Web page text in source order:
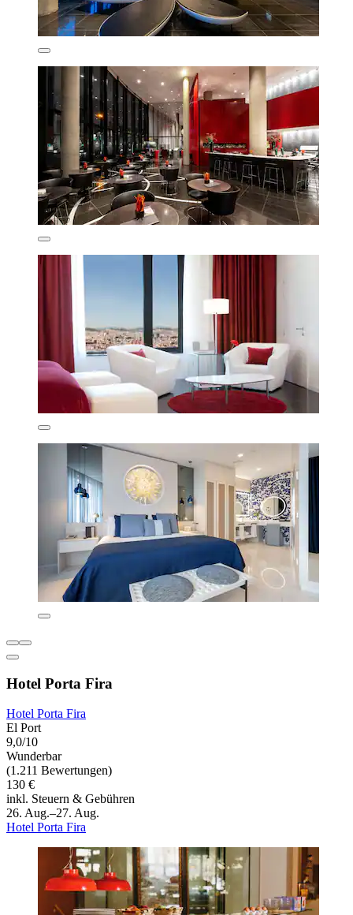
Hotel Porta Fira
Hotel Porta Fira
El Port
9,0/10
Wunderbar
(1.211 Bewertungen)
130 €
inkl. Steuern & Gebühren
26. Aug.–27. Aug.
Hotel Porta Fira